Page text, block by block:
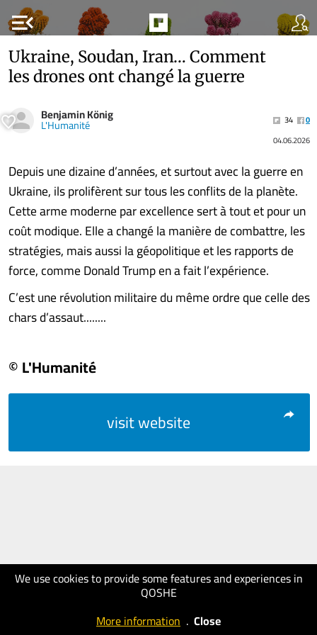
menu_open
We use cookies to provide some features and experiences in
QOSHE
More information . Close
Ukraine, Soudan, Iran… Comment
les drones ont changé la guerre
Benjamin König
L'Humanité 34
0
04.06.2026
Depuis une dizaine d’années, et surtout avec la guerre en
Ukraine, ils prolifèrent sur tous les conflits de la planète.
Cette arme moderne par excellence sert à tout et pour un
coût modique. Elle a changé la manière de combattre, les
stratégies, mais aussi la géopolitique et les rapports de
force, comme Donald Trump en a fait l’expérience.
C’est une révolution militaire du même ordre que celle des
chars d’assaut........
© L'Humanité
visit website